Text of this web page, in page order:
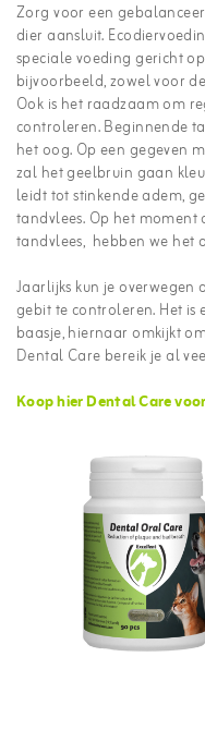
Zorg voor een
dier aansluit.
speciale voeding gericht
bijvoorbeeld, zowel voor
Ook is het raadzaam om
controleren. Beginnende
het oog. Op een gegeven
zal het geelbruin gaan
leidt tot stinkende adem,
tandvlees. Op het moment
tandvlees, hebben we het
Jaarlijks kun je
gebit te controleren. Het
baasje, hiernaar omkijkt
Dental Care bereik je al
Koop hier Dental Care